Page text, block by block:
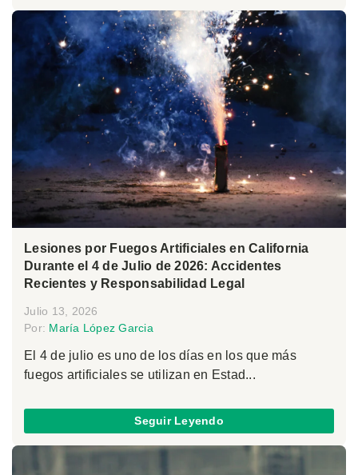
Lesiones por Fuegos Artificiales en California
Durante el 4 de Julio de 2026: Accidentes
Recientes y Responsabilidad Legal
Julio 13, 2026
Por: María López Garcia
El 4 de julio es uno de los días en los que más
fuegos artificiales se utilizan en Estad...
Seguir Leyendo